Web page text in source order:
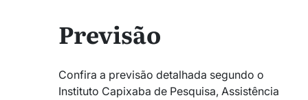
Previsão
Confira a previsão detalhada segundo o
Instituto Capixaba de Pesquisa, Assistência